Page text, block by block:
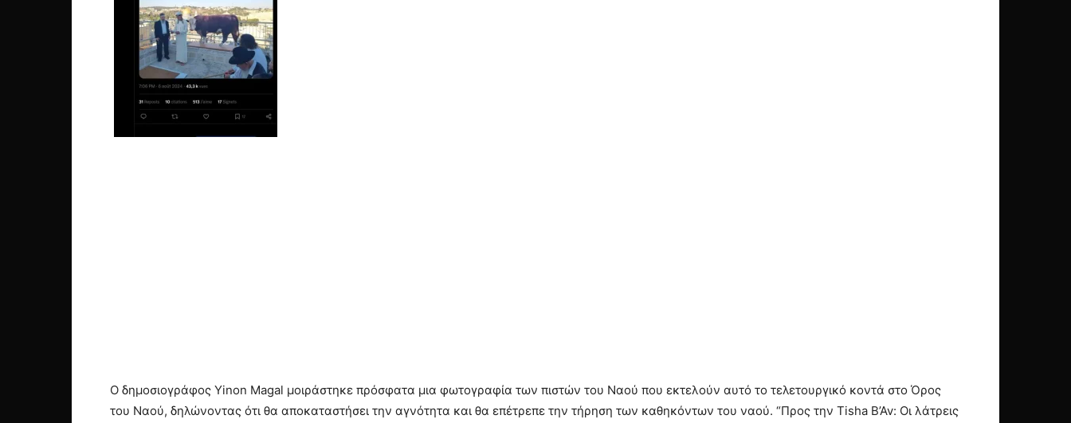
Ο δημοσιογράφος Yinon Magal μοιράστηκε πρόσφατα μια φωτογραφία των πιστών του Ναού που εκτελούν αυτό το τελετουργικό κοντά στο Όρος
του Ναού, δηλώνοντας ότι θα αποκαταστήσει την αγνότητα και θα επέτρεπε την τήρηση των καθηκόντων του ναού. “Προς την Tisha B’Av: Οι λάτρεις